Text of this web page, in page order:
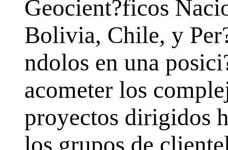
Geocient?ficos
Bolivia, Chile, y
ndolos en una
acometer los
proyectos dirigidos
los grupos de